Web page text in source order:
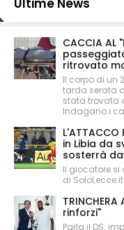
CACCIA AL
ritrovato
Il corpo di un
tarda serata
stata trovata
Indagano i
L'ATTACCO
in Libia da
sosterrà
Il giocatore si
di
rinforzi"
Parla il DS: